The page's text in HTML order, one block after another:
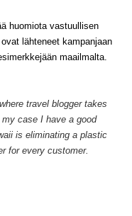
huomiota vastuullisen
lähteneet kampanjaan
maailmalta.
travel blogger takes
case I have a good
is eliminating a plastic
for every customer.